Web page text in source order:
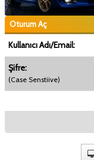
Oturum Aç
Kullanıcı Adı/Email:
Şifre:
(Case Senstiive)